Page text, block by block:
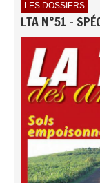
LES DOSSIERS
LTA N°51 -